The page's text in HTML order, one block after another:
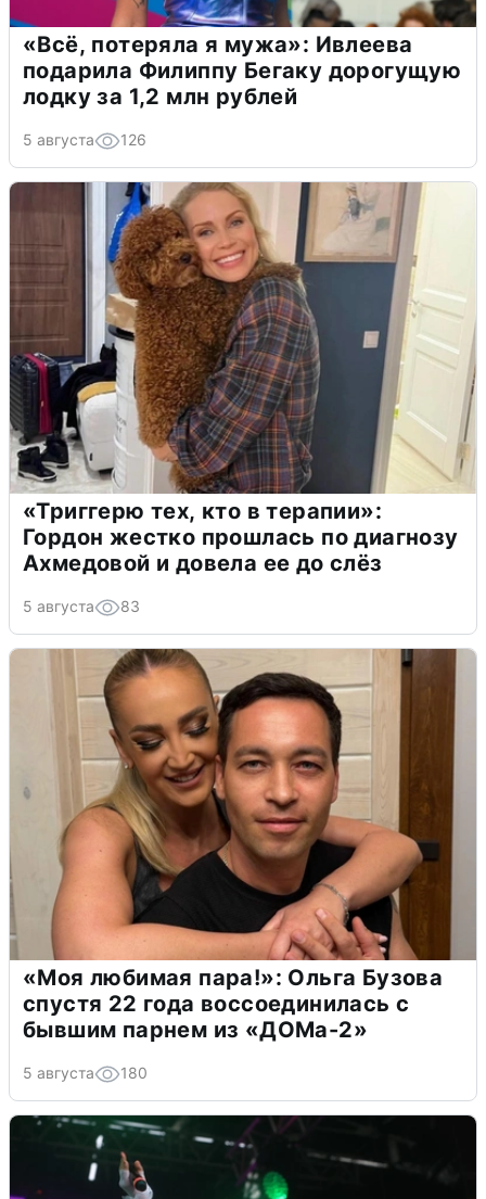
«Всё, потеряла я мужа»: Ивлеева
подарила Филиппу Бегаку дорогущую
лодку за 1,2 млн рублей
5 августа 126
«Триггерю тех, кто в терапии»:
Гордон жестко прошлась по диагнозу
Ахмедовой и довела ее до слёз
5 августа 83
«Моя любимая пара!»: Ольга Бузова
спустя 22 года воссоединилась с
бывшим парнем из «ДОМа-2»
5 августа 180